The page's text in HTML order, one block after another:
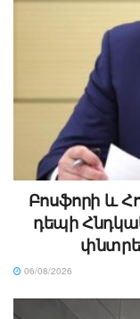
Բոսֆորի և
դեպի
06/08/2026